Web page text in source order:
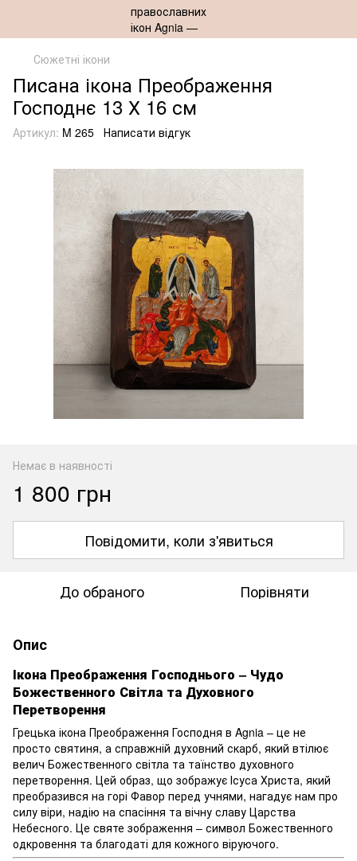
Сюжетні ікони
Писана ікона Преображення
Господнє 13 Х 16 см
Артикул: M 265 Написати відгук
Немає в наявності
1 800 грн
Повідомити, коли з'явиться
До обраного Порівняти
Опис
Ікона Преображення Господнього – Чудо
Божественного Світла та Духовного
Перетворення
Грецька ікона Преображення Господня в Agnia – це не
просто святиня, а справжній духовний скарб, який втілює
велич Божественного світла та таїнство духовного
перетворення. Цей образ, що зображує Ісуса Христа, який
преобразився на горі Фавор перед учнями, нагадує нам про
силу віри, надію на спасіння та вічну славу Царства
Небесного. Це святе зображення – символ Божественного
одкровення та благодаті для кожного віруючого.